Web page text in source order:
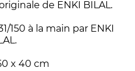
de ENKI BILAL.
150 à la main par ENKI
x 40 cm